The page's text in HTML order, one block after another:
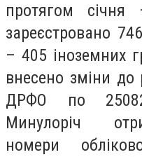
протягом
зареєстровано
– 405 іноземних
внесено зміни до
ДРФО по
Минулоріч
номери